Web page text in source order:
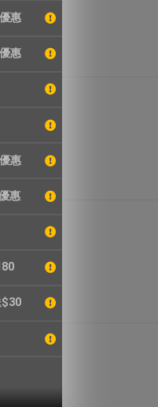
惠
惠
惠
惠
$30